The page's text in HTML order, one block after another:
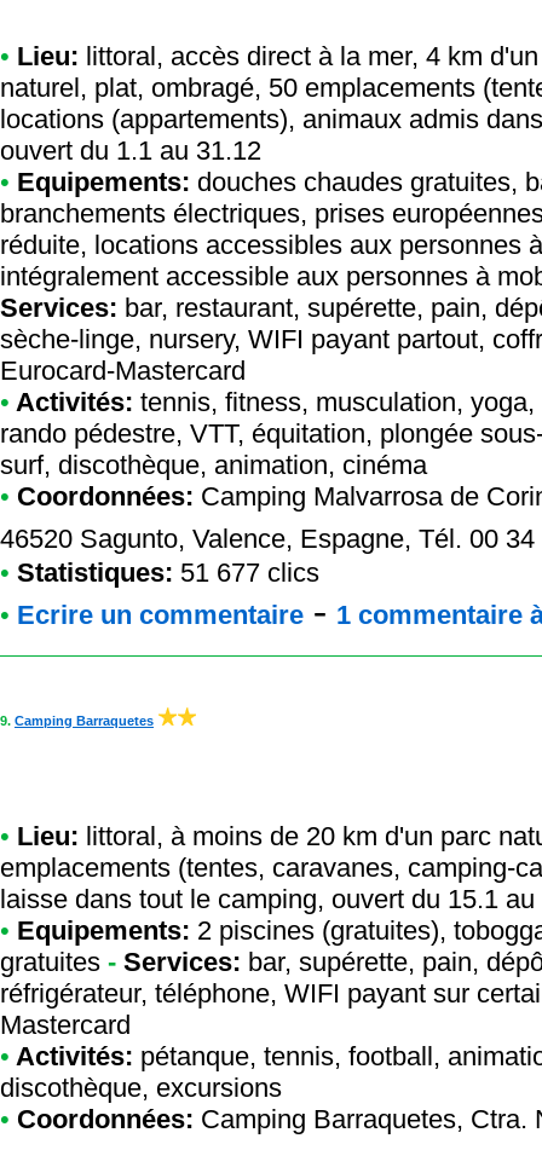
• Lieu: littoral, accès direct à la mer, 4 km
naturel, plat, ombragé, 50 emplacements
locations (appartements), animaux admis
ouvert du 1.1 au 31.12
• Equipements: douches chaudes gratuites,
branchements électriques, prises
réduite, locations accessibles aux personnes
intégralement accessible aux personnes à
Services: bar, restaurant, supérette, pain,
sèche-linge, nursery, WIFI payant partout,
Eurocard-Mastercard
• Activités: tennis, fitness, musculation,
rando pédestre, VTT, équitation, plongée
surf, discothèque, animation, cinéma
• Coordonnées: Camping Malvarrosa de
46520 Sagunto, Valence, Espagne, Tél. 00
• Statistiques: 51 677 clics
• Ecrire un commentaire - 1 commentaire
9. Camping Barraquetes
• Lieu: littoral, à moins de 20 km d'un parc
emplacements (tentes, caravanes, camping-
laisse dans tout le camping, ouvert du 15.1 au
• Equipements: 2 piscines (gratuites),
gratuites - Services: bar, supérette, pain,
réfrigérateur, téléphone, WIFI payant sur
Mastercard
• Activités: pétanque, tennis, football,
discothèque, excursions
• Coordonnées: Camping Barraquetes, Ctra.